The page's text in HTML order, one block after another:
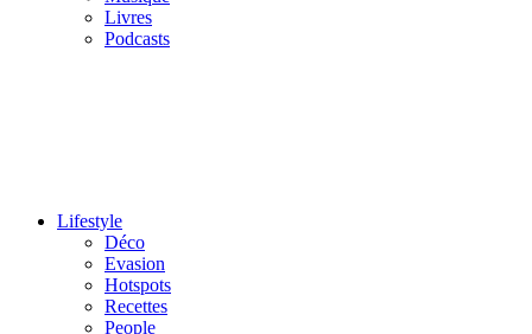
Livres
Podcasts
Lifestyle
Déco
Evasion
Hotspots
Recettes
People